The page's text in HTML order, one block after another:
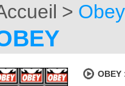
> Obey
OBEY